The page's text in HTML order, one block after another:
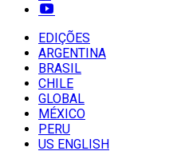
EDIÇÕES
ARGENTINA
BRASIL
CHILE
GLOBAL
MÉXICO
PERU
US ENGLISH